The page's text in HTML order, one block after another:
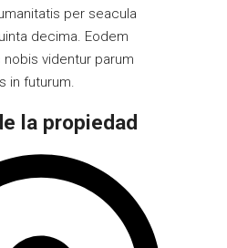
per seacula
decima. Eodem
videntur parum
in futurum.
la propiedad